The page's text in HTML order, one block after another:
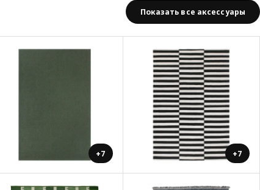
Показать все аксессуары
+7 +7